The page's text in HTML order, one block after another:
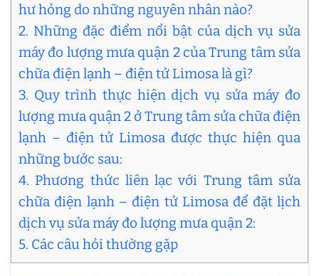
hư hỏng do những nguyên nhân nào?
2. Những đặc điểm nổi bật của dịch vụ sửa
máy đo lượng mưa quận 2 của Trung tâm sửa
chữa điện lạnh – điện tử Limosa là gì?
3. Quy trình thực hiện dịch vụ sửa máy đo
lượng mưa quận 2 ở Trung tâm sửa chữa điện
lạnh – điện tử Limosa được thực hiện qua
những bước sau:
4. Phương thức liên lạc với Trung tâm sửa
chữa điện lạnh – điện tử Limosa để đặt lịch
dịch vụ sửa máy đo lượng mưa quận 2:
5. Các câu hỏi thường gặp